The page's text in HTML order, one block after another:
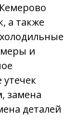
а также
и
замена
деталей